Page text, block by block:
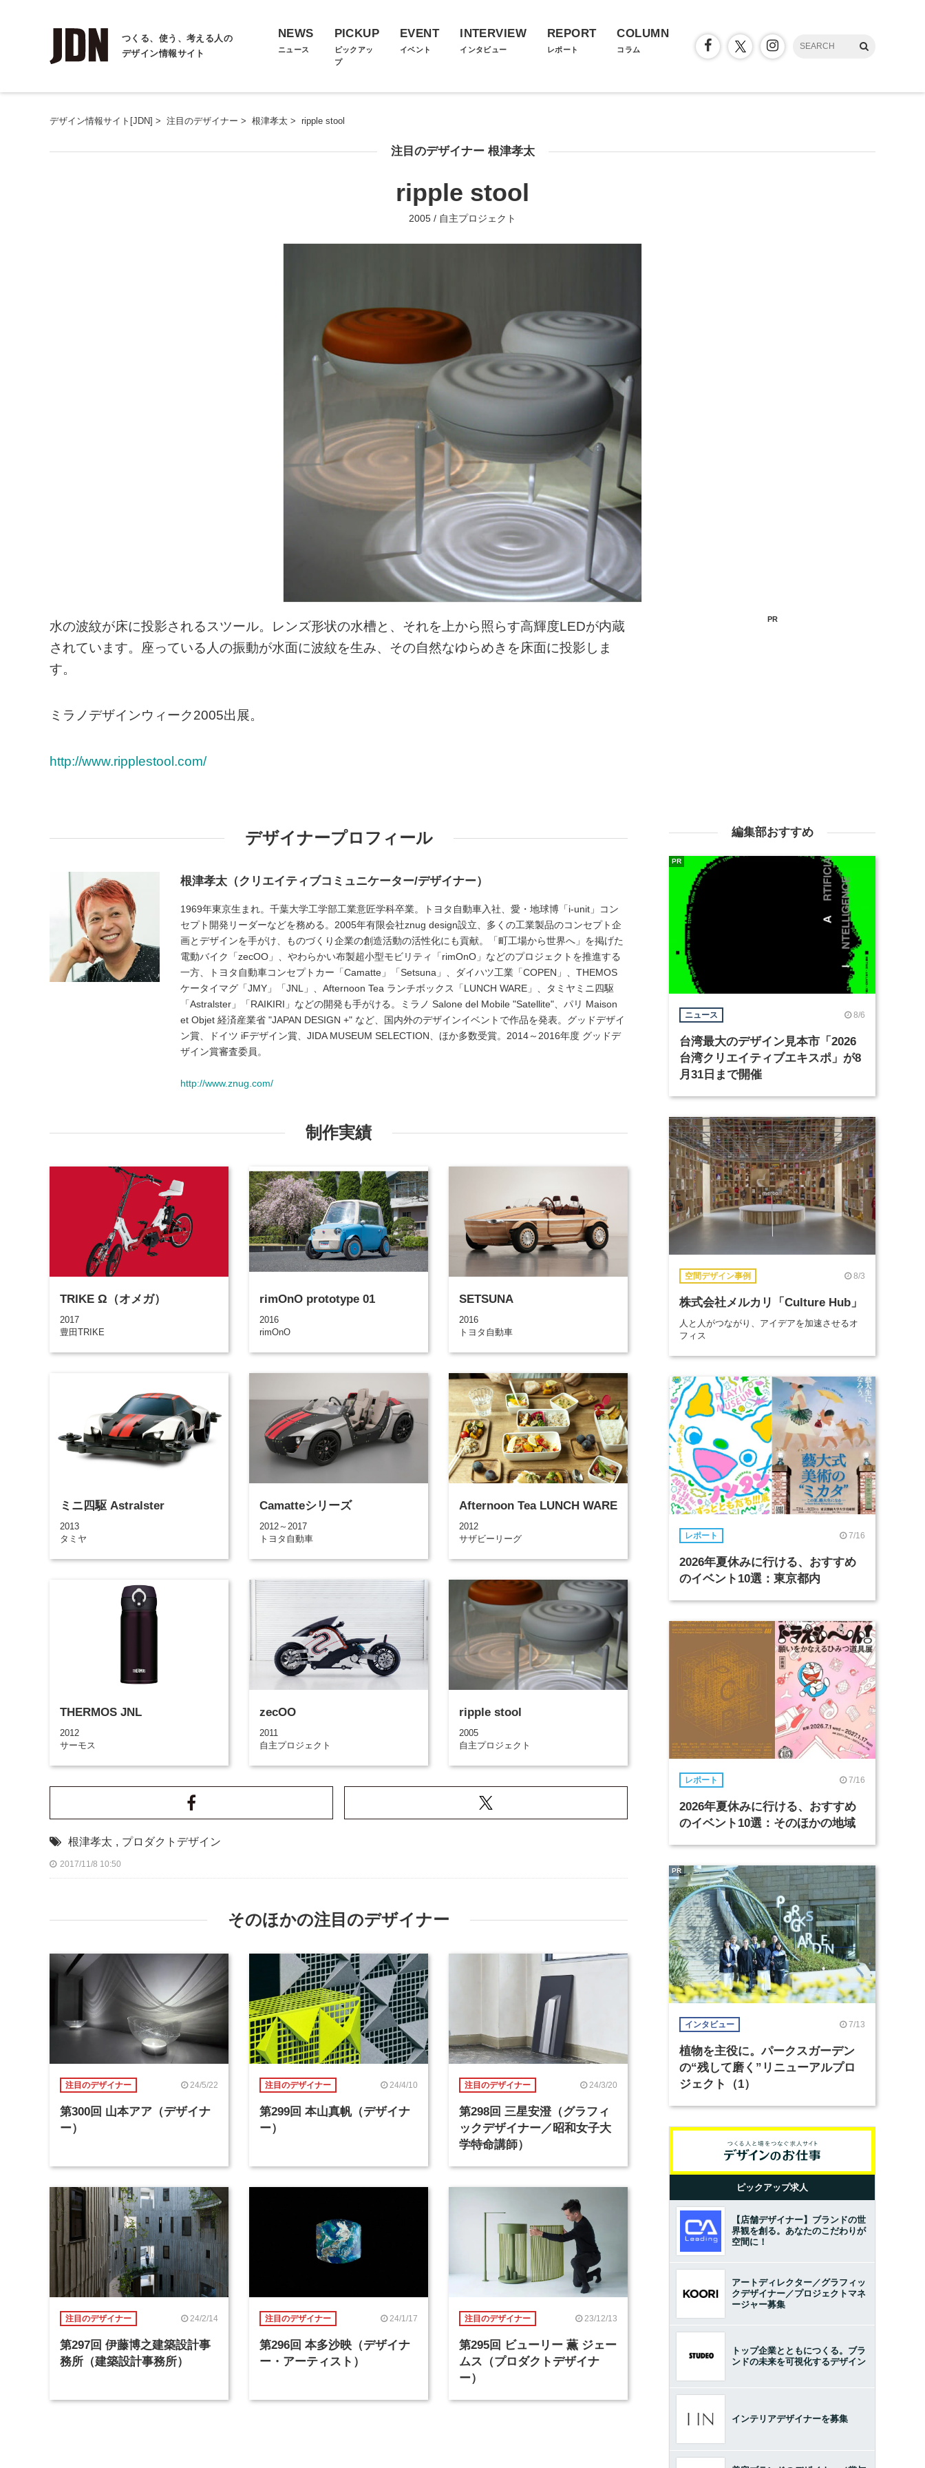
つくる、使う、考える人の
デザイン情報サイト
NEWS
ニュース
PICKUP
ピックアッ
プ
EVENT
イベント
INTERVIEW
インタビュー
REPORT
レポート
COLUMN
コラム
デザイン情報サイト[JDN] > 注目のデザイナー > 根津孝太 > ripple stool
注目のデザイナー 根津孝太
ripple stool
2005 / 自主プロジェクト
水の波紋が床に投影されるスツール。レンズ形状の水槽と、それを上から照らす高輝度LEDが内蔵
されています。座っている人の振動が水面に波紋を生み、その自然なゆらめきを床面に投影しま
す。
ミラノデザインウィーク2005出展。
http://www.ripplestool.com/
デザイナープロフィール
根津孝太（クリエイティブコミュニケーター/デザイナー）
1969年東京生まれ。千葉大学工学部工業意匠学科卒業。トヨタ自動車入社、愛・地球博「i-unit」コン
セプト開発リーダーなどを務める。2005年有限会社znug design設立、多くの工業製品のコンセプト企
画とデザインを手がけ、ものづくり企業の創造活動の活性化にも貢献。「町工場から世界へ」を掲げた
電動バイク「zecOO」、やわらかい布製超小型モビリティ「rimOnO」などのプロジェクトを推進する
一方、トヨタ自動車コンセプトカー「Camatte」「Setsuna」、ダイハツ工業「COPEN」、THEMOS
ケータイマグ「JMY」「JNL」、Afternoon Tea ランチボックス「LUNCH WARE」、タミヤミニ四駆
「Astralster」「RAIKIRI」などの開発も手がける。ミラノ Salone del Mobile "Satellite"、パリ Maison
et Objet 経済産業省 "JAPAN DESIGN +" など、国内外のデザインイベントで作品を発表。グッドデザイ
ン賞、ドイツ iFデザイン賞、JIDA MUSEUM SELECTION、ほか多数受賞。2014～2016年度 グッドデ
ザイン賞審査委員。
http://www.znug.com/
制作実績
TRIKE Ω（オメガ）
2017
豊田TRIKE
rimOnO prototype 01
2016
rimOnO
SETSUNA
2016
トヨタ自動車
ミニ四駆 Astralster
2013
タミヤ
Camatteシリーズ
2012～2017
トヨタ自動車
Afternoon Tea LUNCH WARE
2012
サザビーリーグ
THERMOS JNL
2012
サーモス
zecOO
2011
自主プロジェクト
ripple stool
2005
自主プロジェクト
根津孝太 , プロダクトデザイン
2017/11/8 10:50
そのほかの注目のデザイナー
注目のデザイナー 24/5/22
第300回 山本アア（デザイナ
ー）
注目のデザイナー 24/4/10
第299回 本山真帆（デザイナ
ー）
注目のデザイナー 24/3/20
第298回 三星安澄（グラフィ
ックデザイナー／昭和女子大
学特命講師）
注目のデザイナー 24/2/14
第297回 伊藤博之建築設計事
務所（建築設計事務所）
注目のデザイナー 24/1/17
第296回 本多沙映（デザイナ
ー・アーティスト）
注目のデザイナー 23/12/13
第295回 ビューリー 薫 ジェー
ムス（プロダクトデザイナ
ー）
PR
編集部おすすめ
ニュース 8/6
台湾最大のデザイン見本市「2026
台湾クリエイティブエキスポ」が8
月31日まで開催
PR
空間デザイン事例 8/3
株式会社メルカリ「Culture Hub」
人と人がつながり、アイデアを加速させるオ
フィス
レポート 7/16
2026年夏休みに行ける、おすすめ
のイベント10選：東京都内
レポート 7/16
2026年夏休みに行ける、おすすめ
のイベント10選：そのほかの地域
インタビュー 7/13
植物を主役に。パークスガーデン
の“残して磨く”リニューアルプロ
ジェクト（1）
PR
ピックアップ求人
【店舗デザイナー】ブランドの世
界観を創る。あなたのこだわりが
空間に！
アートディレクター／グラフィッ
クデザイナー／プロジェクトマネ
ージャー募集
トップ企業とともにつくる。ブラ
ンドの未来を可視化するデザイン
インテリアデザイナーを募集